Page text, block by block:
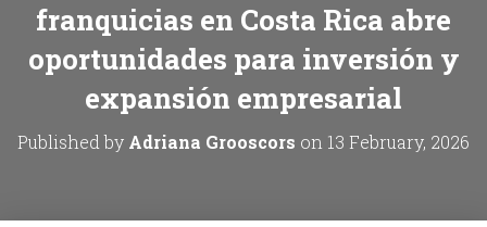
franquicias en Costa Rica abre
oportunidades para inversión y
expansión empresarial
Published by Adriana Grooscors on 13 February, 2026